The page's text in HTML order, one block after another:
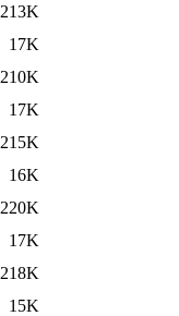
213K
17K
210K
17K
215K
16K
220K
17K
218K
15K